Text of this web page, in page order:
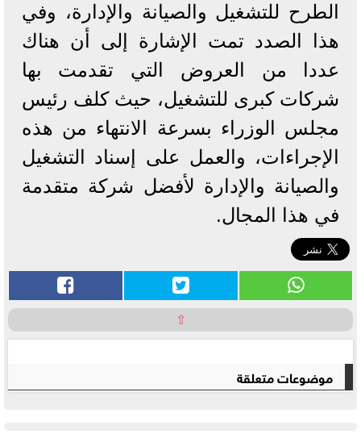
الطرح للتشغيل والصيانة والإدارة، وفي
هذا الصدد تمت الإشارة إلى أن هناك
عددا من العروض التي تقدمت بها
شركات كبرى للتشغيل، حيث كلف رئيس
مجلس الوزراء بسرعة الانتهاء من هذه
الإجراءات، والعمل على إسناد التشغيل
والصيانة والإدارة لأفضل شركة متقدمة
في هذا المجال.
⇧
موضوعات متعلقة